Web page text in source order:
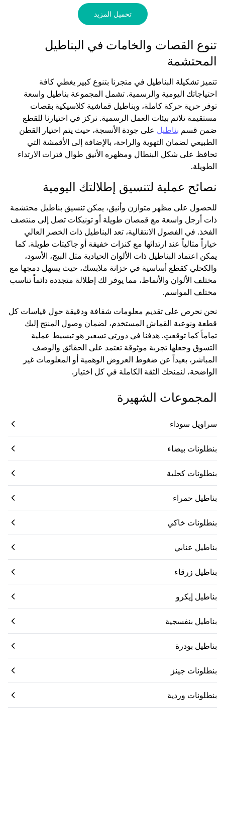
تحميل المزيد
تنوع القصات والخامات في البناطيل
المحتشمة
تتميز تشكيلة البناطيل في متجرنا بتنوع كبير يغطي كافة
احتياجاتك اليومية والرسمية. تشمل المجموعة بناطيل واسعة
توفر حرية حركة كاملة، وبناطيل قماشية كلاسيكية بقصات
مستقيمة تلائم بيئات العمل الرسمية. نركز في اختيارنا للقطع
ضمن قسم بناطيل على جودة الأنسجة، حيث يتم اختيار القطن
الطبيعي لضمان التهوية والراحة، بالإضافة إلى الأقمشة التي
تحافظ على شكل البنطال ومظهره الأنيق طوال فترات الارتداء
الطويلة.
نصائح عملية لتنسيق إطلالتك اليومية
للحصول على مظهر متوازن وأنيق، يمكن تنسيق بناطيل محتشمة
ذات أرجل واسعة مع قمصان طويلة أو تونيكات تصل إلى منتصف
الفخذ. في الفصول الانتقالية، تعد البناطيل ذات الخصر العالي
خياراً مثالياً عند ارتدائها مع كنزات خفيفة أو جاكيتات طويلة. كما
يمكن اعتماد البناطيل ذات الألوان الحيادية مثل البيج، الأسود،
والكحلي كقطع أساسية في خزانة ملابسك، حيث يسهل دمجها مع
مختلف الألوان والأنماط، مما يوفر لك إطلالة متجددة دائماً تناسب
مختلف المواسم.
نحن نحرص على تقديم معلومات شفافة ودقيقة حول قياسات كل
قطعة ونوعية القماش المستخدم، لضمان وصول المنتج إليك
تماماً كما توقعتِ. هدفنا في دورتي تسعير هو تبسيط عملية
التسوق وجعلها تجربة موثوقة تعتمد على الحقائق والوصف
المباشر، بعيداً عن ضغوط العروض الوهمية أو المعلومات غير
الواضحة، لنمنحك الثقة الكاملة في كل اختيار.
المجموعات الشهيرة
سراويل سوداء
بنطلونات بيضاء
بنطلونات كحلية
بناطيل حمراء
بنطلونات خاكي
بناطيل عنابي
بناطيل زرقاء
بناطيل إيكرو
بناطيل بنفسجية
بناطيل بودرة
بنطلونات جينز
بنطلونات وردية